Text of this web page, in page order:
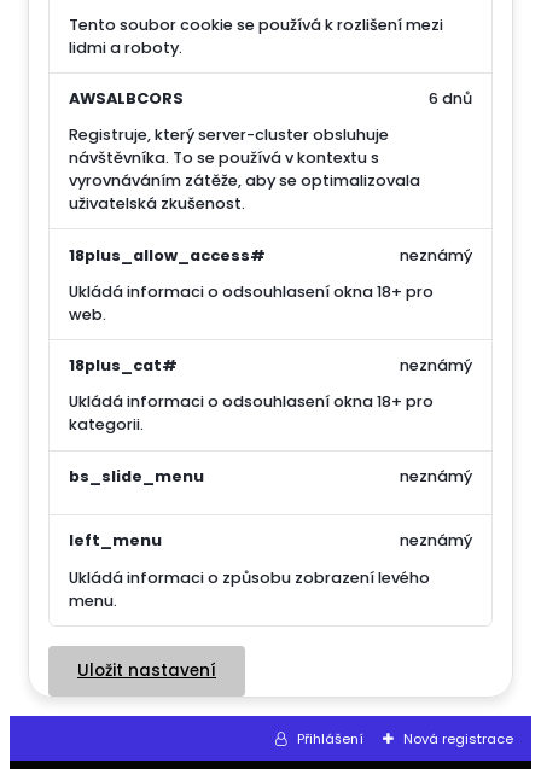
Tento soubor cookie se používá k rozlišení mezi
lidmi a roboty.
AWSALBCORS
Registruje, který server-cluster obsluhuje
návštěvníka. To se používá v kontextu s
vyrovnáváním zátěže, aby se optimalizovala
uživatelská zkušenost.
6 dnů
18plus_allow_access#
Ukládá informaci o odsouhlasení okna 18+ pro
web.
neznámý
18plus_cat#
Ukládá informaci o odsouhlasení okna 18+ pro
kategorii.
neznámý
bs_slide_menu neznámý
left_menu
Ukládá informaci o způsobu zobrazení levého
menu.
neznámý
Uložit nastavení
Přihlášení Nová registrace